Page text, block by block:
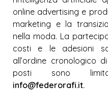
online advertising e
marketing e la
nella moda. La
costi e le adesioni
all’ordine cronologico
posti sono
info@federorafi.it.